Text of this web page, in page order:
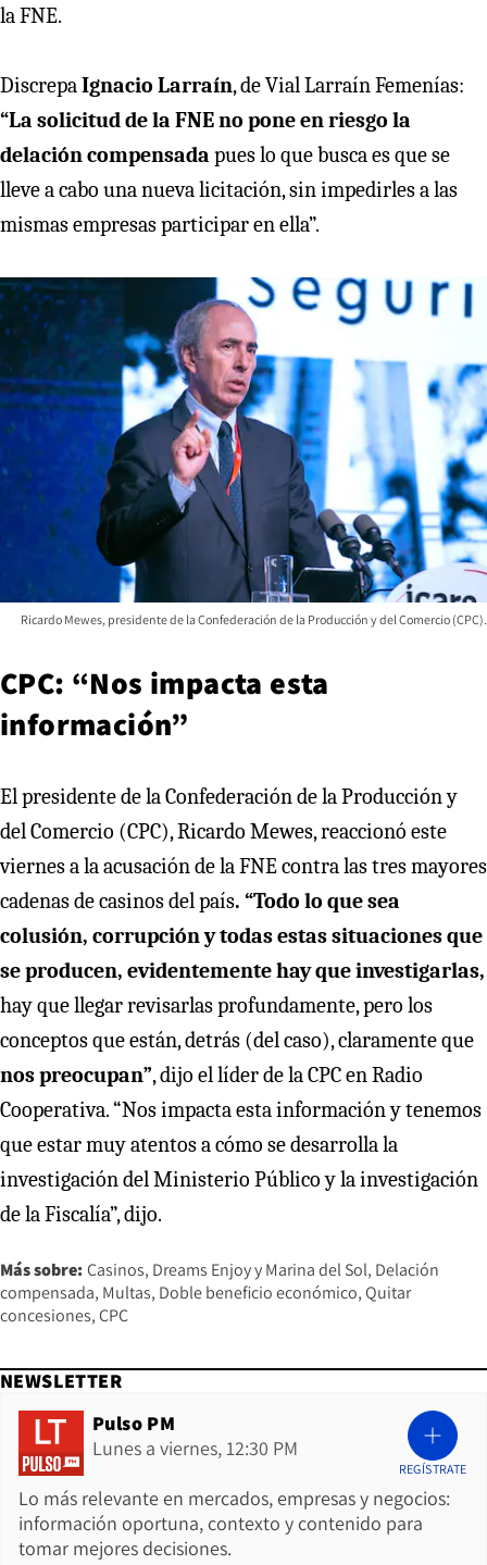
la FNE.
DiscrepaIgnacio Larraín, de Vial Larraín Femenías:
“La solicitud de la FNE no pone en riesgo la
delación compensada pues lo que busca es que se
lleve a cabo una nueva licitación, sin impedirles a las
mismas empresas participar en ella”.
Ricardo Mewes, presidente de la Confederación de la Producción y del Comercio (CPC).
CPC: “Nos impacta esta
información”
El presidente de la Confederación de la Producción y
del Comercio (CPC), Ricardo Mewes, reaccionó este
viernes a la acusación de la FNE contra las tres mayores
cadenas de casinos del país. “Todo lo que sea
colusión, corrupción y todas estas situaciones que
se producen, evidentemente hay que investigarlas,
hay que llegar revisarlas profundamente, pero los
conceptos que están, detrás (del caso), claramente que
nos preocupan”, dijo el líder de la CPC en Radio
Cooperativa. “Nos impacta esta información y tenemos
que estar muy atentos a cómo se desarrolla la
investigación del Ministerio Público y la investigación
de la Fiscalía”, dijo.
Más sobre: Casinos Dreams Enjoy y Marina del Sol Delación
compensada Multas Doble beneficio económico Quitar
concesiones CPC
NEWSLETTER
Pulso PM
Lunes a viernes, 12:30 PM
Lo más relevante en mercados, empresas y negocios:
información oportuna, contexto y contenido para
tomar mejores decisiones.
REGÍSTRATE